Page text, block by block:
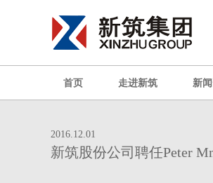
首页 走进新筑 新
2016.12.01
新筑股份公司聘任Peter